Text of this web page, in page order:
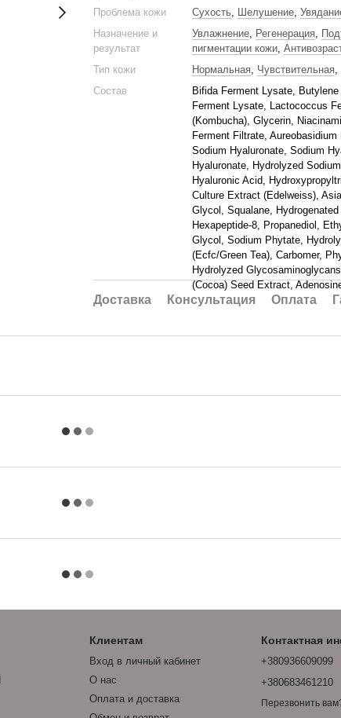
Проблема кожи Сухость, Шелушение,
Назначение и
результат
Увлажнение, Регенерация,
пигментации кожи,
Тип кожи
Нормальная, Чувствительная,
Состав
Bifida Ferment Lysate,
Ferment Lysate, Lactococcus
(Kombucha), Glycerin,
Ferment Filtrate,
Sodium Hyaluronate, Sodium
Hyaluronate, Hydrolyzed
Hyaluronic Acid,
Culture Extract (Edelweiss),
Glycol, Squalane,
Hexapeptide-8, Propanediol,
Glycol, Sodium Phytate,
(Ecfc/​Green Tea), Carbomer,
Hydrolyzed
(Cocoa) Seed Extract,
Доставка Консультация Оплата
Клиентам
Вход в личный кабинет
О нас
Оплата и доставка
Контактная
+380936609099
+380683461210
Перезвонить